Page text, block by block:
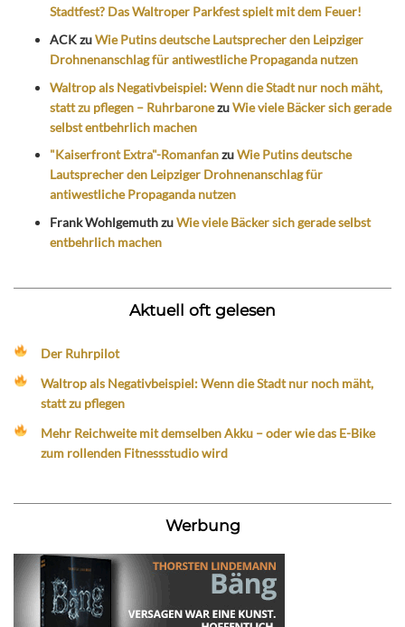
Stadtfest? Das Waltroper Parkfest spielt mit dem Feuer!
ACKzuWie Putins deutsche Lautsprecher den Leipziger
Drohnenanschlag für antiwestliche Propaganda nutzen
Waltrop als Negativbeispiel: Wenn die Stadt nur noch mäht,
statt zu pflegen – RuhrbaronezuWie viele Bäcker sich gerade
selbst entbehrlich machen
"Kaiserfront Extra"-RomanfanzuWie Putins deutsche
Lautsprecher den Leipziger Drohnenanschlag für
antiwestliche Propaganda nutzen
Frank WohlgemuthzuWie viele Bäcker sich gerade selbst
entbehrlich machen
Aktuell oft gelesen
Der Ruhrpilot
Waltrop als Negativbeispiel: Wenn die Stadt nur noch mäht,
statt zu pflegen
Mehr Reichweite mit demselben Akku – oder wie das E-Bike
zum rollenden Fitnessstudio wird
Werbung